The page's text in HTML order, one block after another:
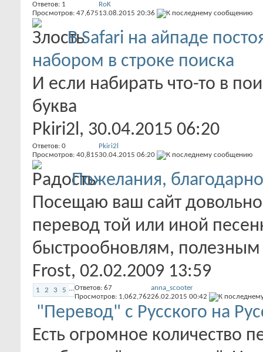
Ответов: 1
Просмотров: 47,675
RoK
13.08.2015 20:36
В Safari на айпаде
набором в строке поиска
И если набирать что-то в
буква
Pkiri2l, 30.04.2015 06:20
Ответов: 0
Просмотров: 40,815
Pkiri2l
30.04.2015 06:20
Пожелания,
Посещаю ваш сайт
перевод той или иной
быстрообновлям,
Frost, 02.02.2009 13:59
1 2 3 ...
5 Ответов: 67
Просмотров: 1,062,762
anna_scooter
26.02.2015 00:42
"Перевод" с Русского на
Есть огромное количество